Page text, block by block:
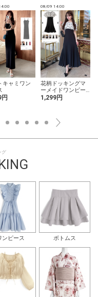
キャミワン
08/09 14:00
花柄ドッキングマ
ーメイドワンピー
ス1,299円
グ
ンピース ボトムス